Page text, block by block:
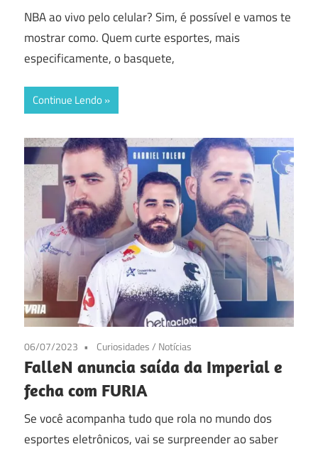
NBA ao vivo pelo celular? Sim, é possível e vamos te
mostrar como. Quem curte esportes, mais
especificamente, o basquete,
Continue Lendo
06/07/2023 Curiosidades/ Notícias
FalleN anuncia saída da Imperial e
fecha com FURIA
Se você acompanha tudo que rola no mundo dos
esportes eletrônicos, vai se surpreender ao saber